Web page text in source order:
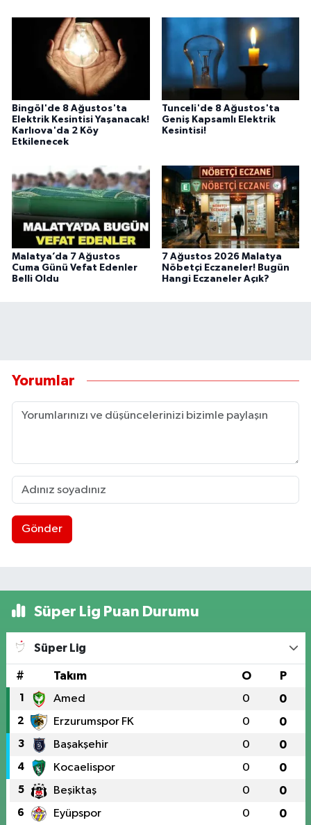
Bingöl'de 8 Ağustos'ta
Elektrik Kesintisi Yaşanacak!
Karlıova'da 2 Köy
Etkilenecek
Tunceli'de 8 Ağustos'ta
Geniş Kapsamlı Elektrik
Kesintisi!
Malatya’da 7 Ağustos
Cuma Günü Vefat Edenler
Belli Oldu
7 Ağustos 2026 Malatya
Nöbetçi Eczaneler! Bugün
Hangi Eczaneler Açık?
Yorumlar
Gönder
Süper Lig Puan Durumu
Süper Lig
# Takım O P
1 Amed 0 0
2 Erzurumspor FK 0 0
3 Başakşehir 0 0
4 Kocaelispor 0 0
5 Beşiktaş 0 0
6 Eyüpspor 0 0